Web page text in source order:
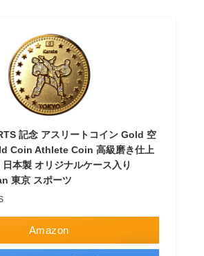
記念 アスリートコイン Gold 空
Coin Athlete Coin 高級磨き仕上
本製 オリジナルケース入り
東京 スポーツ
Amazon